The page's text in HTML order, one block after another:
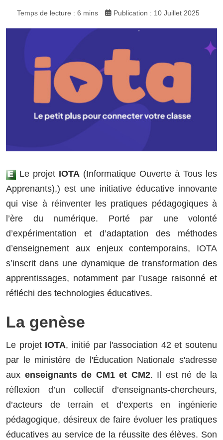
Temps de lecture : 6 mins Publication : 10 Juillet 2025
Le projet IOTA (Informatique Ouverte à Tous les
Apprenants),) est une initiative éducative innovante
qui vise à réinventer les pratiques pédagogiques à
l’ère du numérique. Porté par une volonté
d’expérimentation et d’adaptation des méthodes
d’enseignement aux enjeux contemporains, IOTA
s’inscrit dans une dynamique de transformation des
apprentissages, notamment par l’usage raisonné et
réfléchi des technologies éducatives.
La genèse
Le projet IOTA, initié par l'association 42 et soutenu
par le ministère de l'Éducation Nationale s'adresse
aux enseignants de CM1 et CM2. Il est né de la
réflexion d’un collectif d’enseignants-chercheurs,
d’acteurs de terrain et d’experts en ingénierie
pédagogique, désireux de faire évoluer les pratiques
éducatives au service de la réussite des élèves. Son